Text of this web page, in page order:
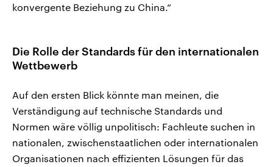
konvergente Beziehung zu China.“
Die Rolle der Standards für den internationalen
Wettbewerb
Auf den ersten Blick könnte man meinen, die
Verständigung auf technische Standards und
Normen wäre völlig unpolitisch: Fachleute suchen in
nationalen, zwischenstaatlichen oder internationalen
Organisationen nach effizienten Lösungen für das